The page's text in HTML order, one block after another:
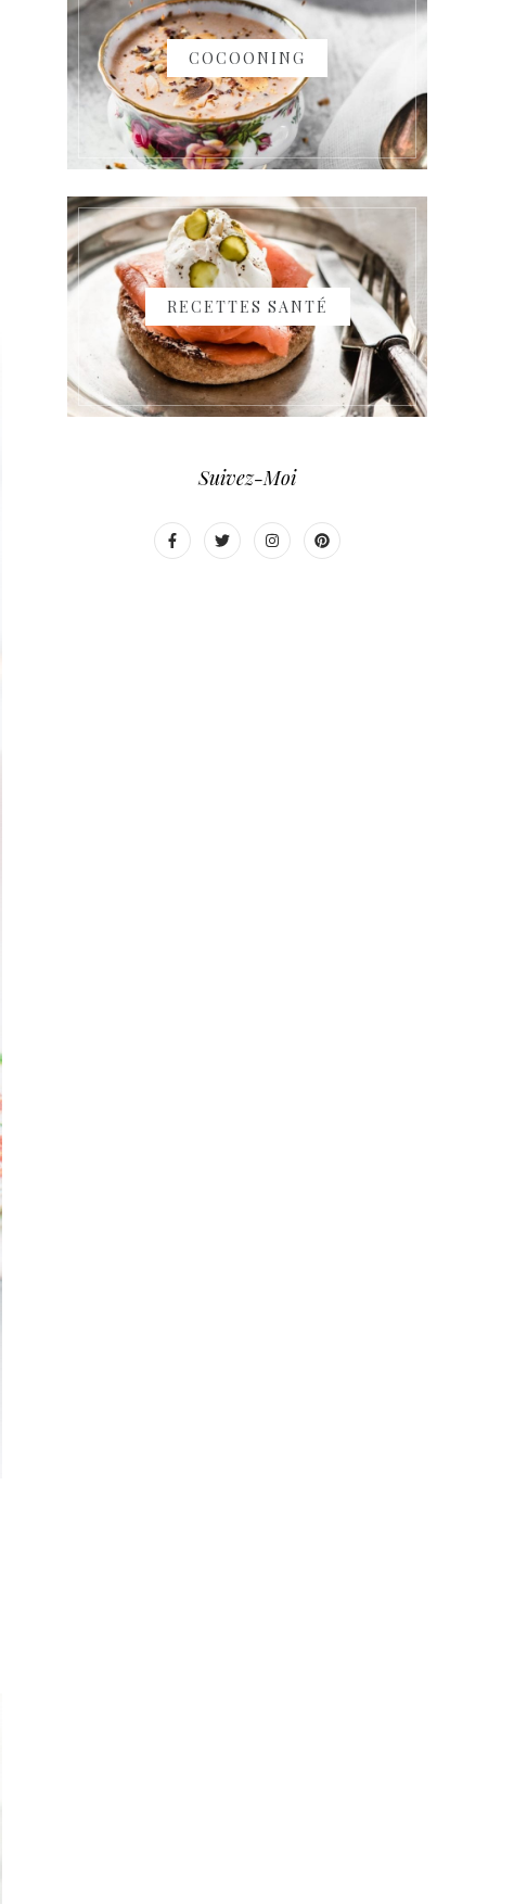
COCOONING
RECETTES SANTÉ
Suivez-Moi